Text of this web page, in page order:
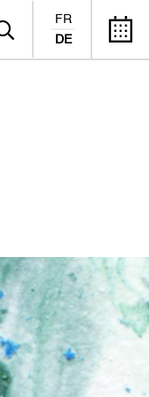
FR
DE